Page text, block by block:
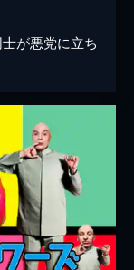
が悪党に立ち